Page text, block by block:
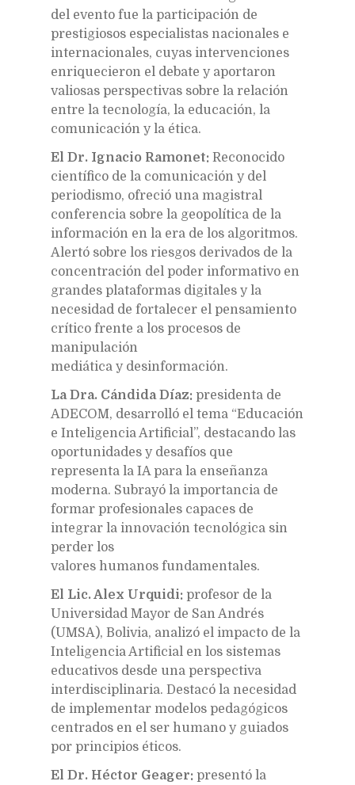
del evento fue la participación de
prestigiosos especialistas nacionales e
internacionales, cuyas intervenciones
enriquecieron el debate y aportaron
valiosas perspectivas sobre la relación
entre la tecnología, la educación, la
comunicación y la ética.
El Dr. Ignacio Ramonet: Reconocido
científico de la comunicación y del
periodismo, ofreció una magistral
conferencia sobre la geopolítica de la
información en la era de los algoritmos.
Alertó sobre los riesgos derivados de la
concentración del poder informativo en
grandes plataformas digitales y la
necesidad de fortalecer el pensamiento
crítico frente a los procesos de
manipulación
mediática y desinformación.
La Dra. Cándida Díaz: presidenta de
ADECOM, desarrolló el tema “Educación
e Inteligencia Artificial”, destacando las
oportunidades y desafíos que
representa la IA para la enseñanza
moderna. Subrayó la importancia de
formar profesionales capaces de
integrar la innovación tecnológica sin
perder los
valores humanos fundamentales.
El Lic. Alex Urquidi: profesor de la
Universidad Mayor de San Andrés
(UMSA), Bolivia, analizó el impacto de la
Inteligencia Artificial en los sistemas
educativos desde una perspectiva
interdisciplinaria. Destacó la necesidad
de implementar modelos pedagógicos
centrados en el ser humano y guiados
por principios éticos.
El Dr. Héctor Geager: presentó la